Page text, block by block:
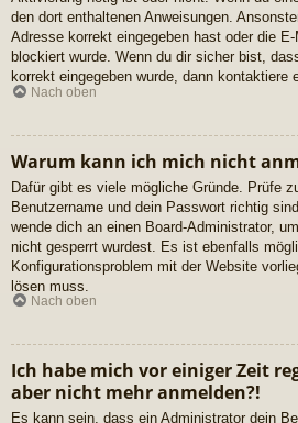
den dort enthaltenen Anweisungen.
Adresse korrekt eingegeben hast oder die
blockiert wurde. Wenn du dir sicher bist,
korrekt eingegeben wurde, dann kontaktiere
Nach oben
Warum kann ich mich nicht
Dafür gibt es viele mögliche Gründe. Prüfe
Benutzername und dein Passwort richtig
wende dich an einen Board-Administrator,
nicht gesperrt wurdest. Es ist ebenfalls
Konfigurationsproblem mit der Website
lösen muss.
Nach oben
Ich habe mich vor einiger Zeit
aber nicht mehr anmelden?!
Es kann sein, dass ein Administrator dein